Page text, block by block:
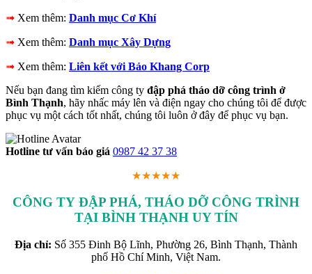
➟ Xem thêm: Danh mục Cơ Khí
➟ Xem thêm: Danh mục Xây Dựng
➟ Xem thêm: Liên kết với Bảo Khang Corp
Nếu bạn đang tìm kiếm công ty đập phá tháo dỡ công trình ở
Bình Thạnh, hãy nhấc máy lên và điện ngay cho chúng tôi để được
phục vụ một cách tốt nhất, chúng tôi luôn ở đây để phục vụ bạn.
Hotline tư vấn báo giá 0987 42 37 38
★★★★★
CÔNG TY ĐẬP PHÁ, THÁO DỠ CÔNG TRÌNH
TẠI BÌNH THẠNH UY TÍN
Địa chỉ: Số 355 Đinh Bộ Lĩnh, Phường 26, Bình Thạnh, Thành
phố Hồ Chí Minh, Việt Nam.